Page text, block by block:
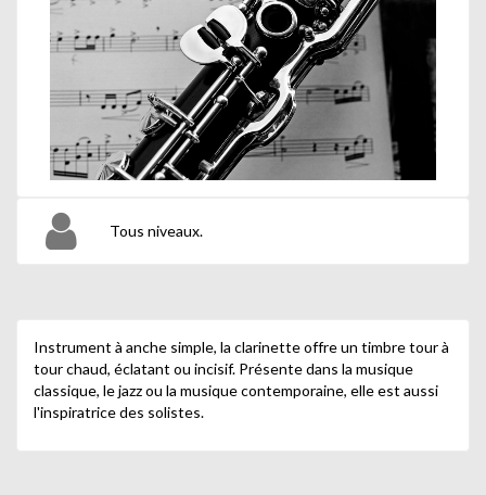
Tous niveaux.
Instrument à anche simple, la clarinette offre un timbre tour à
tour chaud, éclatant ou incisif. Présente dans la musique
classique, le jazz ou la musique contemporaine, elle est aussi
l'inspiratrice des solistes.